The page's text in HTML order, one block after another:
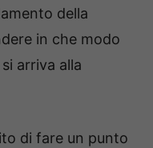
della
in che modo
arriva alla
di fare un punto